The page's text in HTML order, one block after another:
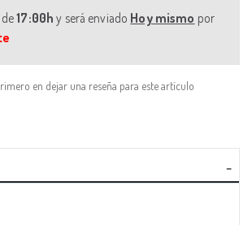
de17:00h y será enviado Hoy mismo por
en dejar una reseña para este artículo